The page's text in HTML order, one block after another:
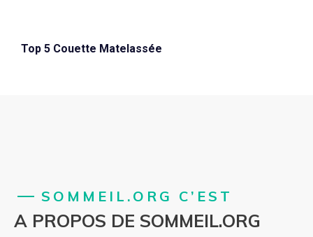
Top 5 Couette Matelassée
SOMMEIL.ORG C’EST
A PROPOS DE SOMMEIL.ORG